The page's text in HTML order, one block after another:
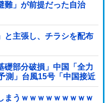
難」が前提だった自治
と主張し、チラシを配布
礎部分破損」中国「全力
測」台風15号「中国接近
（穀物生産が壊滅危機」
まうｗｗｗｗｗｗｗｗｗ